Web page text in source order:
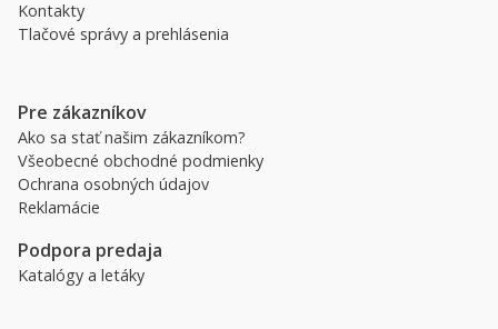
Kontakty
Tlačové správy a prehlásenia
Pre zákazníkov
Ako sa stať našim zákazníkom?
Všeobecné obchodné podmienky
Ochrana osobných údajov
Reklamácie
Podpora predaja
Katalógy a letáky